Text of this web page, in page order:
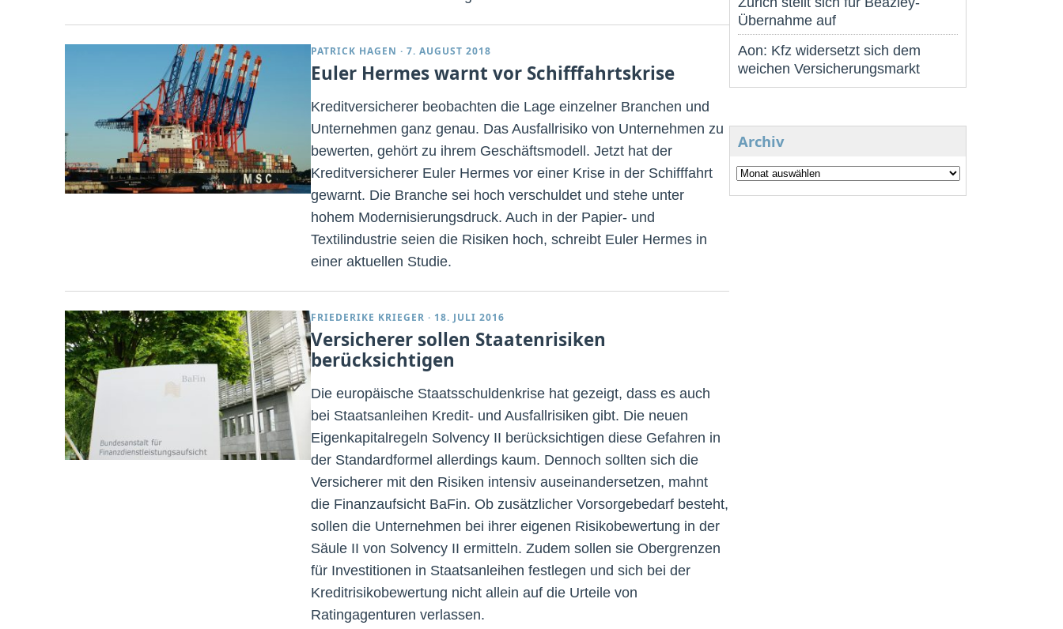
PATRICK HAGEN · 7. AUGUST 2018
Euler Hermes warnt vor Schifffahrtskrise
Kreditversicherer beobachten die Lage einzelner Branchen und
Unternehmen ganz genau. Das Ausfallrisiko von Unternehmen zu
bewerten, gehört zu ihrem Geschäftsmodell. Jetzt hat der
Kreditversicherer Euler Hermes vor einer Krise in der Schifffahrt
gewarnt. Die Branche sei hoch verschuldet und stehe unter
hohem Modernisierungsdruck. Auch in der Papier- und
Textilindustrie seien die Risiken hoch, schreibt Euler Hermes in
einer aktuellen Studie.
FRIEDERIKE KRIEGER · 18. JULI 2016
Versicherer sollen Staatenrisiken
berücksichtigen
Die europäische Staatsschuldenkrise hat gezeigt, dass es auch
bei Staatsanleihen Kredit- und Ausfallrisiken gibt. Die neuen
Eigenkapitalregeln Solvency II berücksichtigen diese Gefahren in
der Standardformel allerdings kaum. Dennoch sollten sich die
Versicherer mit den Risiken intensiv auseinandersetzen, mahnt
die Finanzaufsicht BaFin. Ob zusätzlicher Vorsorgebedarf besteht,
sollen die Unternehmen bei ihrer eigenen Risikobewertung in der
Säule II von Solvency II ermitteln. Zudem sollen sie Obergrenzen
für Investitionen in Staatsanleihen festlegen und sich bei der
Kreditrisikobewertung nicht allein auf die Urteile von
Ratingagenturen verlassen.
Übernahme auf
Aon: Kfz widersetzt sich dem
weichen Versicherungsmarkt
Archiv